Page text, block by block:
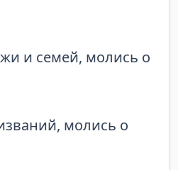
и семей, молись о
молись о